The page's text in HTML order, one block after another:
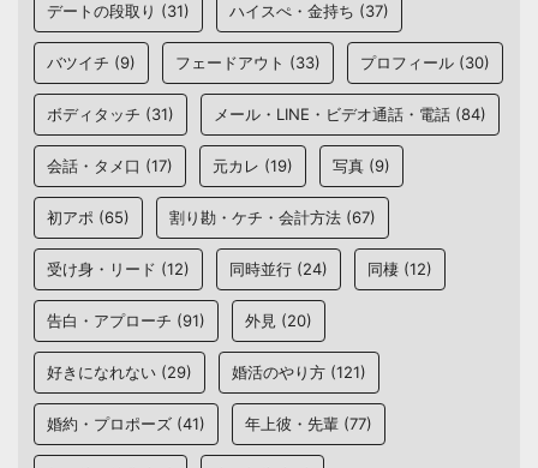
デートの段取り (31) ハイスぺ・金持ち (37)
バツイチ (9) フェードアウト (33) プロフィール (30)
ボディタッチ (31) メール・LINE・ビデオ通話・電話 (84)
会話・タメ口 (17) 元カレ (19) 写真 (9)
初アポ (65) 割り勘・ケチ・会計方法 (67)
受け身・リード (12) 同時並行 (24) 同棲 (12)
告白・アプローチ (91) 外見 (20)
好きになれない (29) 婚活のやり方 (121)
婚約・プロポーズ (41) 年上彼・先輩 (77)